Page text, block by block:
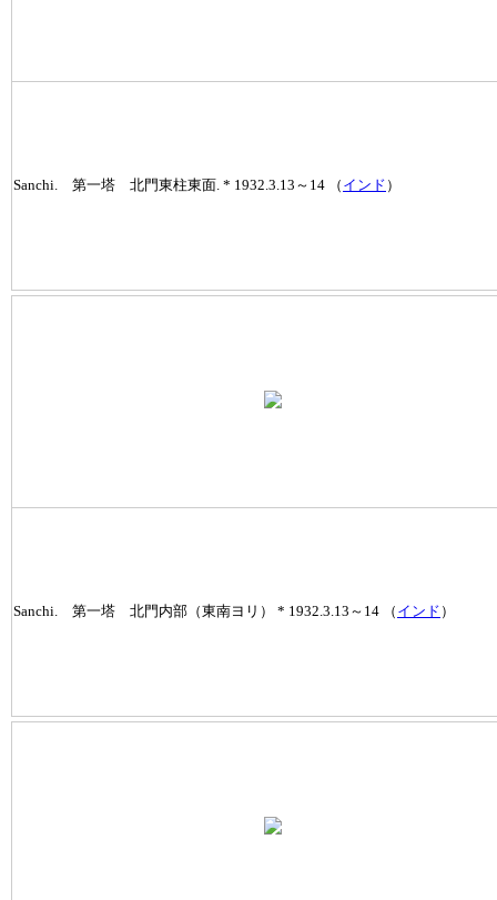
Sanchi. 第一塔 北門東柱東面. * 1932.3.13～14 （ インド ）
Sanchi. 第一塔 北門内部（東南ヨリ） * 1932.3.13～14 （ インド ）